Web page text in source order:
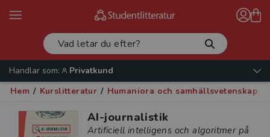
Handlar som:
Privatkund
Hem / Kurslitteratur / Humaniora och samhällsvetenskap
AI-journalistik
Artificiell intelligens och algoritmer på